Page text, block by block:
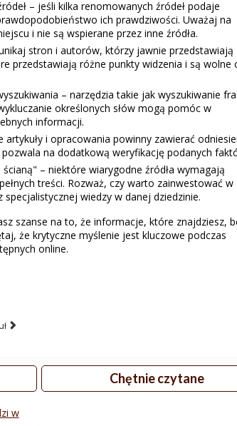
– jeśli kilka renomowanych źródeł podaje
ich prawdziwości. Uważaj na
i nie są wspierane przez inne źródła.
stron i autorów, którzy jawnie przedstawiają
przedstawiają różne punkty widzenia i są wolne
– narzędzia takie jak wyszukiwanie
określonych słów mogą pomóc w
informacji.
artykuły i opracowania powinny zawierać
na dodatkową weryfikację podanych
– niektóre wiarygodne źródła wymagają
treści. Rozważ, czy warto zainwestować w
wiedzy w danej dziedzinie.
szanse na to, że informacje, które znajdziesz,
że krytyczne myślenie jest kluczowe podczas
online.
w
Chętnie czytane